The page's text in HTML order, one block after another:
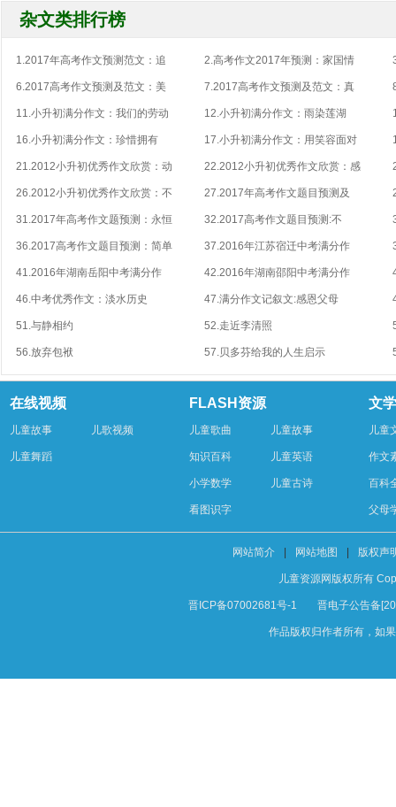
杂文类排行榜
1.2017年高考作文预测范文：追 2.高考作文2017年预测：家国情
6.2017高考作文预测及范文：美 7.2017高考作文预测及范文：真
11.小升初满分作文：我们的劳动 12.小升初满分作文：雨染莲湖
16.小升初满分作文：珍惜拥有 17.小升初满分作文：用笑容面对
21.2012小升初优秀作文欣赏：动 22.2012小升初优秀作文欣赏：感
26.2012小升初优秀作文欣赏：不 27.2017年高考作文题目预测及
31.2017年高考作文题预测：永恒 32.2017高考作文题目预测:不
36.2017高考作文题目预测：简单 37.2016年江苏宿迁中考满分作
41.2016年湖南岳阳中考满分作 42.2016年湖南邵阳中考满分作
46.中考优秀作文：淡水历史 47.满分作文记叙文:感恩父母
51.与静相约 52.走近李清照
56.放弃包袱 57.贝多芬给我的人生启示
在线视频
儿童故事 儿歌视频
儿童舞蹈
FLASH资源
儿童歌曲 儿童故事
知识百科 儿童英语
小学数学 儿童古诗
看图识字
文
儿童
作文
百科
父母
网站简介 网站地图 版权声
儿童资源网版权所有
晋ICP备07002681号-1 晋电子公告备
作品版权归作者所有，如